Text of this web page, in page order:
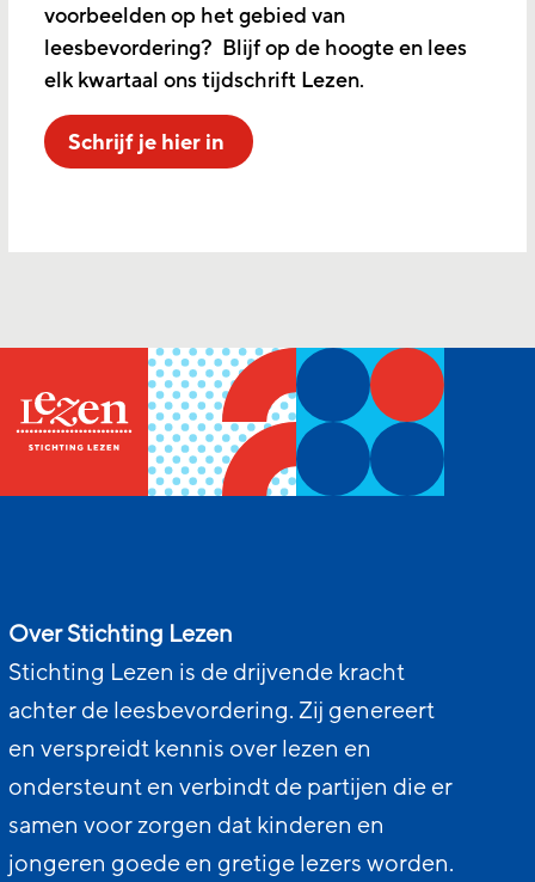
voorbeelden op het gebied van
leesbevordering? Blijf op de hoogte en lees
elk kwartaal ons tijdschrift Lezen.
Schrijf je hier in
Over Stichting Lezen
Stichting Lezen is de drijvende kracht
achter de leesbevordering. Zij genereert
en verspreidt kennis over lezen en
ondersteunt en verbindt de partijen die er
samen voor zorgen dat kinderen en
jongeren goede en gretige lezers worden.